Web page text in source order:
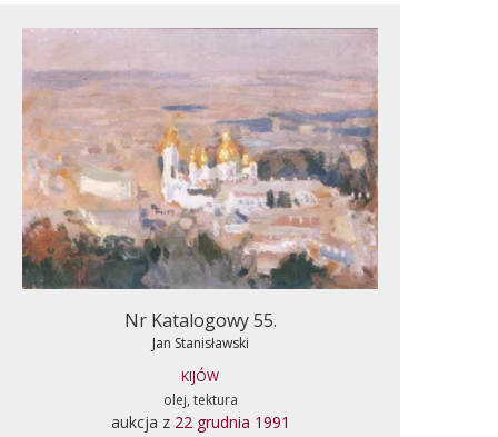
Nr Katalogowy 55.
Jan Stanisławski
KIJÓW
olej, tektura
aukcja z 22 grudnia 1991